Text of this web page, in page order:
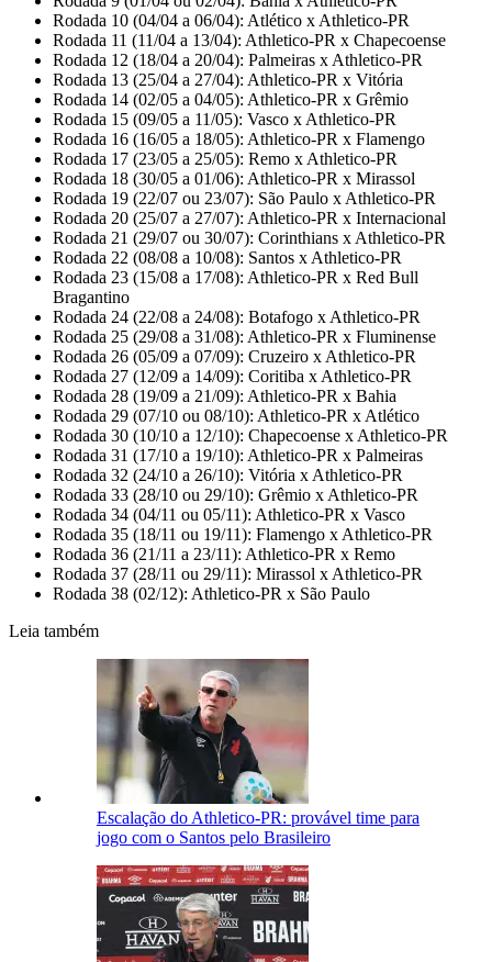
Rodada 10 (04/04 a 06/04): Atlético x Athletico-PR
Rodada 11 (11/04 a 13/04): Athletico-PR x Chapecoense
Rodada 12 (18/04 a 20/04): Palmeiras x Athletico-PR
Rodada 13 (25/04 a 27/04): Athletico-PR x Vitória
Rodada 14 (02/05 a 04/05): Athletico-PR x Grêmio
Rodada 15 (09/05 a 11/05): Vasco x Athletico-PR
Rodada 16 (16/05 a 18/05): Athletico-PR x Flamengo
Rodada 17 (23/05 a 25/05): Remo x Athletico-PR
Rodada 18 (30/05 a 01/06): Athletico-PR x Mirassol
Rodada 19 (22/07 ou 23/07): São Paulo x Athletico-PR
Rodada 20 (25/07 a 27/07): Athletico-PR x Internacional
Rodada 21 (29/07 ou 30/07): Corinthians x Athletico-PR
Rodada 22 (08/08 a 10/08): Santos x Athletico-PR
Rodada 23 (15/08 a 17/08): Athletico-PR x Red Bull
Bragantino
Rodada 24 (22/08 a 24/08): Botafogo x Athletico-PR
Rodada 25 (29/08 a 31/08): Athletico-PR x Fluminense
Rodada 26 (05/09 a 07/09): Cruzeiro x Athletico-PR
Rodada 27 (12/09 a 14/09): Coritiba x Athletico-PR
Rodada 28 (19/09 a 21/09): Athletico-PR x Bahia
Rodada 29 (07/10 ou 08/10): Athletico-PR x Atlético
Rodada 30 (10/10 a 12/10): Chapecoense x Athletico-PR
Rodada 31 (17/10 a 19/10): Athletico-PR x Palmeiras
Rodada 32 (24/10 a 26/10): Vitória x Athletico-PR
Rodada 33 (28/10 ou 29/10): Grêmio x Athletico-PR
Rodada 34 (04/11 ou 05/11): Athletico-PR x Vasco
Rodada 35 (18/11 ou 19/11): Flamengo x Athletico-PR
Rodada 36 (21/11 a 23/11): Athletico-PR x Remo
Rodada 37 (28/11 ou 29/11): Mirassol x Athletico-PR
Rodada 38 (02/12): Athletico-PR x São Paulo
Leia também
Escalação do Athletico-PR: provável time para
jogo com o Santos pelo Brasileiro